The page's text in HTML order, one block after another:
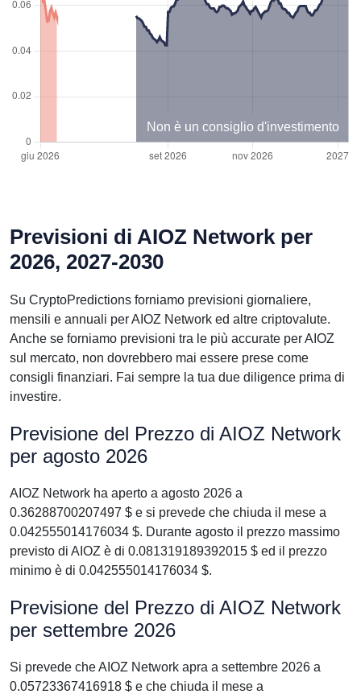
Non è un consiglio d'investimento
Previsioni di AIOZ Network per
2026, 2027-2030
Su CryptoPredictions forniamo previsioni giornaliere,
mensili e annuali per AIOZ Network ed altre criptovalute.
Anche se forniamo previsioni tra le più accurate per AIOZ
sul mercato, non dovrebbero mai essere prese come
consigli finanziari. Fai sempre la tua due diligence prima di
investire.
Previsione del Prezzo di AIOZ Network
per agosto 2026
AIOZ Network ha aperto a agosto 2026 a
0.36288700207497 $ e si prevede che chiuda il mese a
0.042555014176034 $. Durante agosto il prezzo massimo
previsto di AIOZ è di 0.081319189392015 $ ed il prezzo
minimo è di 0.042555014176034 $.
Previsione del Prezzo di AIOZ Network
per settembre 2026
Si prevede che AIOZ Network apra a settembre 2026 a
0.05723367416918 $ e che chiuda il mese a